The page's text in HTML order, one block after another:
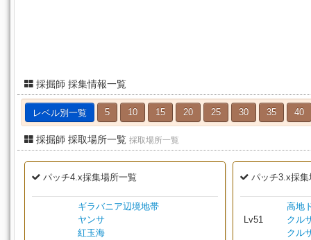
採掘師 採集情報一覧
レベル別一覧 5 10 15 20 25 30 35 40
採掘師 採取場所一覧 採取場所一覧
パッチ4.x採集場所一覧
ギラバニア辺境地帯
ヤンサ
紅玉海
パッチ3.x採
Lv51
高地
クル
クル